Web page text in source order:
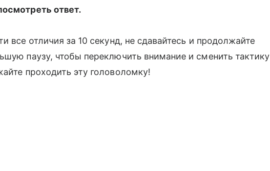
ответ.
все отличия за 10 секунд, не сдавайтесь и продолжайте
паузу, чтобы переключить внимание и сменить тактику
проходить эту головоломку!